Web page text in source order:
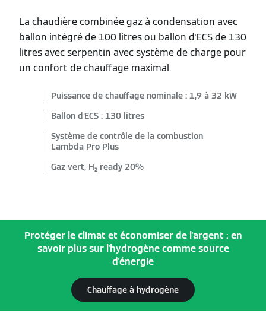
La chaudière combinée gaz à condensation avec
ballon intégré de 100 litres ou ballon d'ECS de 130
litres avec serpentin avec système de charge pour
un confort de chauffage maximal.
Puissance de chauffage nominale : 1,9 à 32 kW
Ballon d'ECS : 130 litres
Système de contrôle de la combustion
Lambda Pro Plus
Gaz vert, H₂ ready 20%
Protéger le climat et économiser de l'argent : en
savoir plus sur l'hydrogène comme source
d'énergie
Chauffage à hydrogène